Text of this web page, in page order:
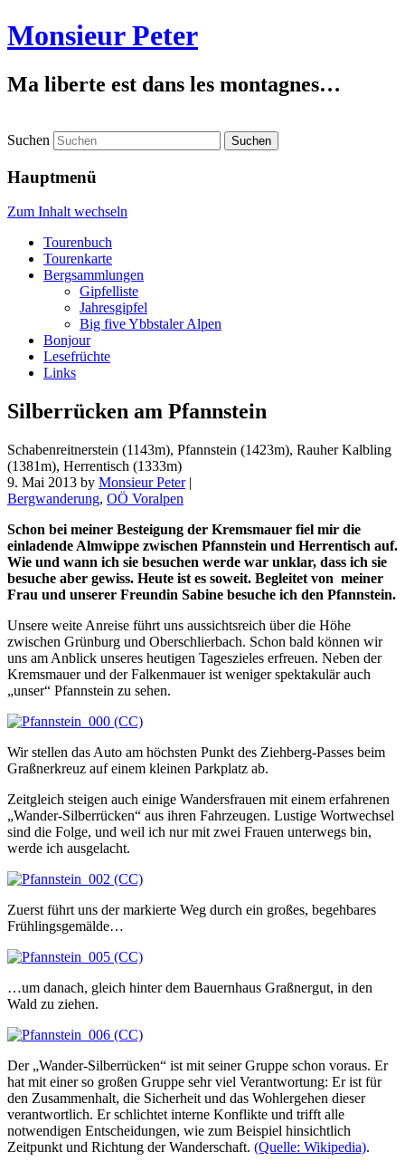
Monsieur Peter
Ma liberte est dans les montagnes…
Suchen
Hauptmenü
Zum Inhalt wechseln
Tourenbuch
Tourenkarte
Bergsammlungen
Gipfelliste
Jahresgipfel
Big five Ybbstaler Alpen
Bonjour
Lesefrüchte
Links
Silberrücken am Pfannstein
Schabenreitnerstein (1143m), Pfannstein (1423m), Rauher Kalbling
(1381m), Herrentisch (1333m)
9. Mai 2013 by Monsieur Peter|
Bergwanderung, OÖ Voralpen
Schon bei meiner Besteigung der Kremsmauer fiel mir die
einladende Almwippe zwischen Pfannstein und Herrentisch auf.
Wie und wann ich sie besuchen werde war unklar, dass ich sie
besuche aber gewiss. Heute ist es soweit. Begleitet von meiner
Frau und unserer Freundin Sabine besuche ich den Pfannstein.
Unsere weite Anreise führt uns aussichtsreich über die Höhe
zwischen Grünburg und Oberschlierbach. Schon bald können wir
uns am Anblick unseres heutigen Tageszieles erfreuen. Neben der
Kremsmauer und der Falkenmauer ist weniger spektakulär auch
„unser“ Pfannstein zu sehen.
Wir stellen das Auto am höchsten Punkt des Ziehberg-Passes beim
Graßnerkreuz auf einem kleinen Parkplatz ab.
Zeitgleich steigen auch einige Wandersfrauen mit einem erfahrenen
„Wander-Silberrücken“ aus ihren Fahrzeugen. Lustige Wortwechsel
sind die Folge, und weil ich nur mit zwei Frauen unterwegs bin,
werde ich ausgelacht.
Zuerst führt uns der markierte Weg durch ein großes, begehbares
Frühlingsgemälde…
…um danach, gleich hinter dem Bauernhaus Graßnergut, in den
Wald zu ziehen.
Der „Wander-Silberrücken“ ist mit seiner Gruppe schon voraus. Er
hat mit einer so großen Gruppe sehr viel Verantwortung: Er ist für
den Zusammenhalt, die Sicherheit und das Wohlergehen dieser
verantwortlich. Er schlichtet interne Konflikte und trifft alle
notwendigen Entscheidungen, wie zum Beispiel hinsichtlich
Zeitpunkt und Richtung der Wanderschaft. (Quelle: Wikipedia).